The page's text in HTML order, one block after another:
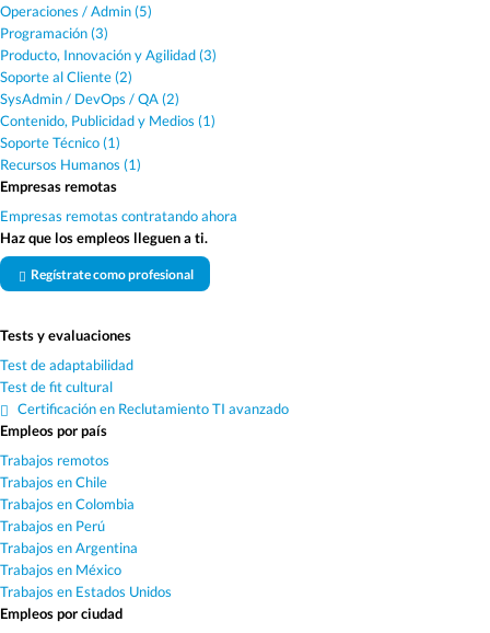
Operaciones / Admin (5)
Programación (3)
Producto, Innovación y Agilidad (3)
Soporte al Cliente (2)
SysAdmin / DevOps / QA (2)
Contenido, Publicidad y Medios (1)
Soporte Técnico (1)
Recursos Humanos (1)
Empresas remotas
Empresas remotas contratando ahora
Haz que los empleos lleguen a ti.
Regístrate como profesional
Tests y evaluaciones
Test de adaptabilidad
Test de fit cultural
Certificación en Reclutamiento TI avanzado
Empleos por país
Trabajos remotos
Trabajos en Chile
Trabajos en Colombia
Trabajos en Perú
Trabajos en Argentina
Trabajos en México
Trabajos en Estados Unidos
Empleos por ciudad